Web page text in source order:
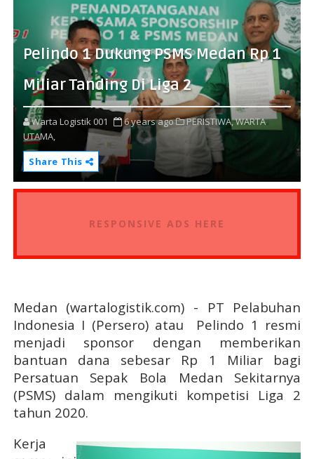
Pelindo 1 Dukung PSMS Medan Rp 1
Miliar Tanding Di Liga 2
Warta Logistik 001 6 years ago PERISTIWA,WARTA
UTAMA,
Share This
RESPONSIVE ADS HERE
Medan (wartalogistik.com) - PT Pelabuhan
Indonesia I (Persero) atau Pelindo 1 resmi
menjadi sponsor dengan memberikan
bantuan dana sebesar Rp 1 Miliar bagi
Persatuan Sepak Bola Medan Sekitarnya
(PSMS) dalam mengikuti kompetisi Liga 2
tahun 2020.
Kerja